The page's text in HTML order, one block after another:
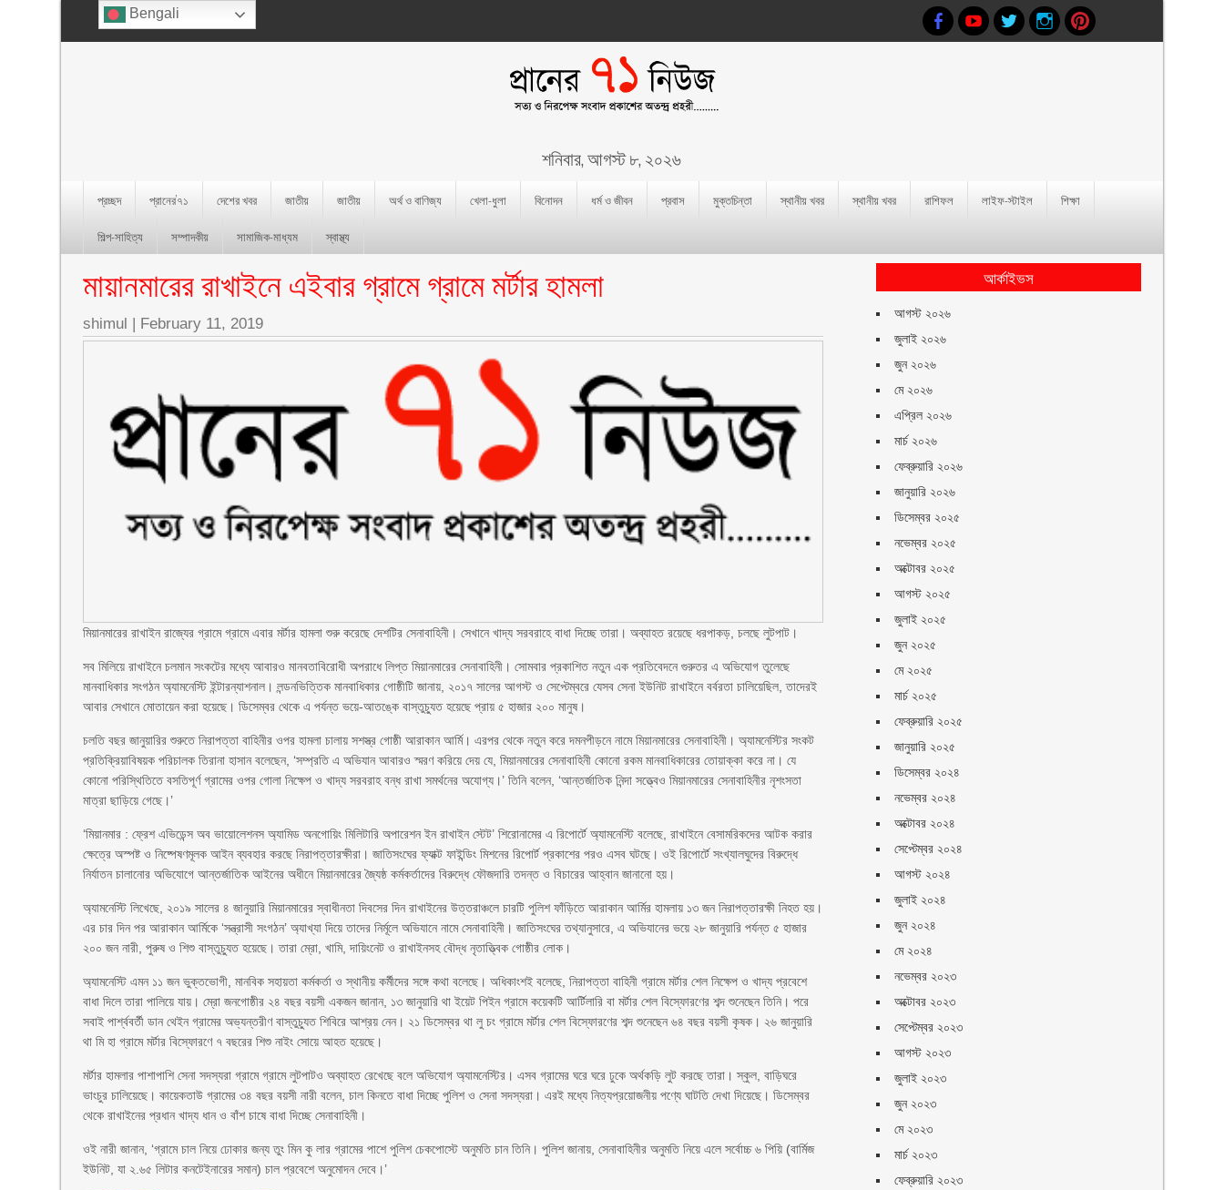
শনিবার, আগস্ট ৮, ২০২৬
প্রচ্ছদ প্রানের’৭১ দেশের খবর জাতীয় জাতীয় অর্থ ও বাণিজ্য খেলা-ধুলা বিনোদন ধর্ম ও জীবন প্রবাস মুক্তচিন্তা স্থানীয় খবর স্থানীয় খবর রাশিফল লাইফ-স্টাইল
শিক্ষা
শিল্প-সাহিত্য
সম্পাদকীয় সামাজিক-মাধ্যম স্বাস্থ্য
মায়ানমারের রাখাইনে এইবার গ্রামে গ্রামে মর্টার হামলা
shimul | February 11, 2019
মিয়ানমারের রাখাইন রাজ্যের গ্রামে গ্রামে এবার মর্টার হামলা শুরু করেছে দেশটির সেনাবাহিনী। সেখানে খাদ্য সরবরাহে বাধা দিচ্ছে তারা। অব্যাহত রয়েছে ধরপাকড়, চলছে লুটপাট।
সব মিলিয়ে রাখাইনে চলমান সংকটের মধ্যে আবারও মানবতাবিরোধী অপরাধে লিপ্ত মিয়ানমারের সেনাবাহিনী। সোমবার প্রকাশিত নতুন এক প্রতিবেদনে গুরুতর এ অভিযোগ তুলেছে
মানবাধিকার সংগঠন অ্যামনেস্টি ইন্টারন্যাশনাল। লন্ডনভিত্তিক মানবাধিকার গোষ্ঠীটি জানায়, ২০১৭ সালের আগস্ট ও সেপ্টেম্বরে যেসব সেনা ইউনিট রাখাইনে বর্বরতা চালিয়েছিল, তাদেরই
আবার সেখানে মোতায়েন করা হয়েছে। ডিসেম্বর থেকে এ পর্যন্ত ভয়ে-আতঙ্কে বাস্তুচ্যুত হয়েছে প্রায় ৫ হাজার ২০০ মানুষ।
চলতি বছর জানুয়ারির শুরুতে নিরাপত্তা বাহিনীর ওপর হামলা চালায় সশস্ত্র গোষ্ঠী আরাকান আর্মি। এরপর থেকে নতুন করে দমনপীড়নে নামে মিয়ানমারের সেনাবাহিনী। অ্যামনেস্টির সংকট
প্রতিক্রিয়াবিষয়ক পরিচালক তিরানা হাসান বলেছেন, ‘সম্প্রতি এ অভিযান আবারও স্মরণ করিয়ে দেয় যে, মিয়ানমারের সেনাবাহিনী কোনো রকম মানবাধিকারের তোয়াক্কা করে না। যে
কোনো পরিস্থিতিতে বসতিপূর্ণ গ্রামের ওপর গোলা নিক্ষেপ ও খাদ্য সরবরাহ বন্ধ রাখা সমর্থনের অযোগ্য।’ তিনি বলেন, ‘আন্তর্জাতিক নিন্দা সত্ত্বেও মিয়ানমারের সেনাবাহিনীর নৃশংসতা
মাত্রা ছাড়িয়ে গেছে।’
‘মিয়ানমার : ফ্রেশ এভিডেন্স অব ভায়োলেশনস অ্যামিড অনগোয়িং মিলিটারি অপারেশন ইন রাখাইন স্টেট’ শিরোনামের এ রিপোর্টে অ্যামনেস্টি বলেছে, রাখাইনে বেসামরিকদের আটক করার
ক্ষেত্রে অস্পষ্ট ও নিষ্পেষণমূলক আইন ব্যবহার করছে নিরাপত্তারক্ষীরা। জাতিসংঘের ফ্যাক্ট ফাইন্ডিং মিশনের রিপোর্ট প্রকাশের পরও এসব ঘটছে। ওই রিপোর্টে সংখ্যালঘুদের বিরুদ্ধে
নির্যাতন চালানোর অভিযোগে আন্তর্জাতিক আইনের অধীনে মিয়ানমারের জ্যৈষ্ঠ কর্মকর্তাদের বিরুদ্ধে ফৌজদারি তদন্ত ও বিচারের আহ্বান জানানো হয়।
অ্যামনেস্টি লিখেছে, ২০১৯ সালের ৪ জানুয়ারি মিয়ানমারের স্বাধীনতা দিবসের দিন রাখাইনের উত্তরাঞ্চলে চারটি পুলিশ ফাঁড়িতে আরাকান আর্মির হামলায় ১৩ জন নিরাপত্তারক্ষী নিহত হয়।
এর চার দিন পর আরাকান আর্মিকে ‘সন্ত্রাসী সংগঠন’ অ্যাখ্যা দিয়ে তাদের নির্মূলে অভিযানে নামে সেনাবাহিনী। জাতিসংঘের তথ্যানুসারে, এ অভিযানের ভয়ে ২৮ জানুয়ারি পর্যন্ত ৫ হাজার
২০০ জন নারী, পুরুষ ও শিশু বাস্তুচ্যুত হয়েছে। তারা ম্রো, খামি, দায়িংনেট ও রাখাইনসহ বৌদ্ধ নৃতাত্ত্বিক গোষ্ঠীর লোক।
অ্যামনেস্টি এমন ১১ জন ভুক্তভোগী, মানবিক সহায়তা কর্মকর্তা ও স্থানীয় কর্মীদের সঙ্গে কথা বলেছে। অধিকাংশই বলেছে, নিরাপত্তা বাহিনী গ্রামে মর্টার শেল নিক্ষেপ ও খাদ্য প্রবেশে
বাধা দিলে তারা পালিয়ে যায়। ম্রো জনগোষ্ঠীর ২৪ বছর বয়সী একজন জানান, ১৩ জানুয়ারি থা ইয়েট পিইন গ্রামে কয়েকটি আর্টিলারি বা মর্টার শেল বিস্ফোরণের শব্দ শুনেছেন তিনি। পরে
সবাই পার্শ্ববর্তী ডান থেইন গ্রামের অভ্যন্তরীণ বাস্তুচ্যুত শিবিরে আশ্রয় নেন। ২১ ডিসেম্বর থা লু চং গ্রামে মর্টার শেল বিস্ফোরণের শব্দ শুনেছেন ৬৪ বছর বয়সী কৃষক। ২৬ জানুয়ারি
থা মি হা গ্রামে মর্টার বিস্ফোরণে ৭ বছরের শিশু নাইং সোয়ে আহত হয়েছে।
মর্টার হামলার পাশাপাশি সেনা সদস্যরা গ্রামে গ্রামে লুটপাটও অব্যাহত রেখেছে বলে অভিযোগ অ্যামনেস্টির। এসব গ্রামের ঘরে ঘরে ঢুকে অর্থকড়ি লুট করছে তারা। স্কুল, বাড়িঘরে
ভাংচুর চালিয়েছে। কায়েকতাউ গ্রামের ৩৪ বছর বয়সী নারী বলেন, চাল কিনতে বাধা দিচ্ছে পুলিশ ও সেনা সদস্যরা। এরই মধ্যে নিত্যপ্রয়োজনীয় পণ্যে ঘাটতি দেখা দিয়েছে। ডিসেম্বর
থেকে রাখাইনের প্রধান খাদ্য ধান ও বাঁশ চাষে বাধা দিচ্ছে সেনাবাহিনী।
ওই নারী জানান, ‘গ্রামে চাল নিয়ে ঢোকার জন্য তুং মিন কু লার গ্রামের পাশে পুলিশ চেকপোস্টে অনুমতি চান তিনি। পুলিশ জানায়, সেনাবাহিনীর অনুমতি নিয়ে এলে সর্বোচ্চ ৬ পিয়ি (বার্মিজ
ইউনিট, যা ২.৬৫ লিটার কনটেইনারের সমান) চাল প্রবেশে অনুমোদন দেবে।’
আর্কাইভস
আগস্ট ২০২৬
জুলাই ২০২৬
জুন ২০২৬
মে ২০২৬
এপ্রিল ২০২৬
মার্চ ২০২৬
ফেব্রুয়ারি ২০২৬
জানুয়ারি ২০২৬
ডিসেম্বর ২০২৫
নভেম্বর ২০২৫
অক্টোবর ২০২৫
আগস্ট ২০২৫
জুলাই ২০২৫
জুন ২০২৫
মে ২০২৫
মার্চ ২০২৫
ফেব্রুয়ারি ২০২৫
জানুয়ারি ২০২৫
ডিসেম্বর ২০২৪
নভেম্বর ২০২৪
অক্টোবর ২০২৪
সেপ্টেম্বর ২০২৪
আগস্ট ২০২৪
জুলাই ২০২৪
জুন ২০২৪
মে ২০২৪
নভেম্বর ২০২৩
অক্টোবর ২০২৩
সেপ্টেম্বর ২০২৩
আগস্ট ২০২৩
জুলাই ২০২৩
জুন ২০২৩
মে ২০২৩
মার্চ ২০২৩
ফেব্রুয়ারি ২০২৩
Bengali